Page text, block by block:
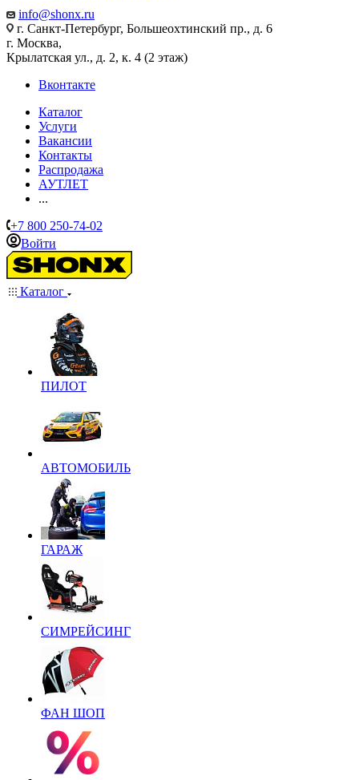
info@shonx.ru
г. Санкт-Петербург, Большеохтинский пр., д. 6
г. Москва,
Крылатская ул., д. 2, к. 4 (2 этаж)
Вконтакте
Каталог
Услуги
Вакансии
Контакты
Распродажа
АУТЛЕТ
...
+7 800 250-74-02
Войти
Каталог
ПИЛОТ
АВТОМОБИЛЬ
ГАРАЖ
СИМРЕЙСИНГ
ФАН ШОП